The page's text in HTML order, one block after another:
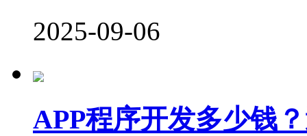
2025-09-06
APP程序开发多少钱